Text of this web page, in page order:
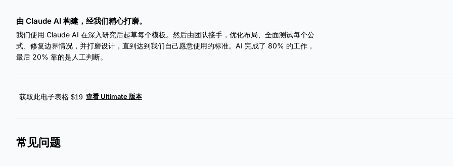
由 Claude AI 构建，经我们精心打磨。
我们使用 Claude AI 在深入研究后起草每个模板。然后由团队接手，优化布局、全面测试每个公
式、修复边界情况，并打磨设计，直到达到我们自己愿意使用的标准。AI 完成了 80% 的工作，
最后 20% 靠的是人工判断。
获取此电子表格 $19 查看 Ultimate 版本
常见问题